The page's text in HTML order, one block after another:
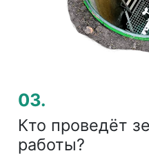
03.
Кто проведёт
работы?